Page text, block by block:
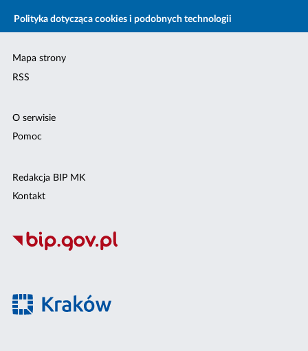
Polityka dotycząca cookies i podobnych technologii
Mapa strony
RSS
O serwisie
Pomoc
Redakcja BIP MK
Kontakt